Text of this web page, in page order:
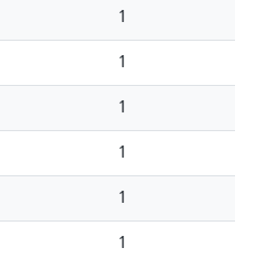
1
1
1
1
1
1